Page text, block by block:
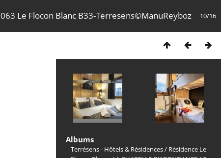
10/16
063 Le Flocon Blanc B33-Terresens©ManuReyboz
Albums
Terrésens - Hôtels & Résidences/ Résidence Le